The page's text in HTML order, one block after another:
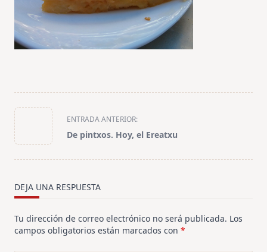
<span
class="nav-
subtitle
screen-
text">Página</span>
ENTRADA ANTERIOR:
De pintxos. Hoy, el Ereatxu
DEJA UNA RESPUESTA
Tu dirección de correo electrónico no será publicada. Los
campos obligatorios están marcados con *